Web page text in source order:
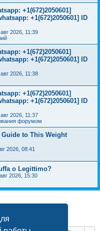
+1(672)2050601]
+1(672)2050601] ID
2026, 11:39
+1(672)2050601]
+1(672)2050601] ID
2026, 11:38
+1(672)2050601]
+1(672)2050601] ID
2026, 11:37
форумом
to This Weight
2026, 08:41
o Legittimo?
2026, 15:30